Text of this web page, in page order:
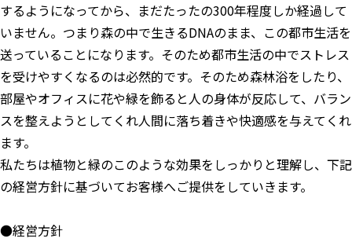
するようになってから、まだたったの300年程度しか経過して
いません。つまり森の中で生きるDNAのまま、この都市生活を
送っていることになります。そのため都市生活の中でストレス
を受けやすくなるのは必然的です。そのため森林浴をしたり、
部屋やオフィスに花や緑を飾ると人の身体が反応して、バラン
スを整えようとしてくれ人間に落ち着きや快適感を与えてくれ
ます。
私たちは植物と緑のこのような効果をしっかりと理解し、下記
の経営方針に基づいてお客様へご提供をしていきます。
●経営方針